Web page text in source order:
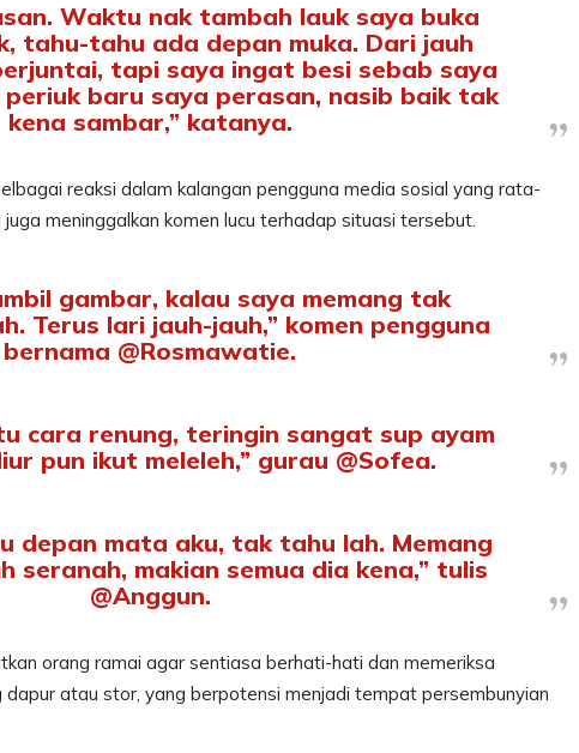
Waktu nak tambah lauk saya buka
tahu-tahu ada depan muka. Dari jauh
tapi saya ingat besi sebab saya
periuk baru saya perasan, nasib baik tak
kena sambar,” katanya.
reaksi dalam kalangan pengguna media sosial yang rata-
meninggalkan komen lucu terhadap situasi tersebut.
gambar, kalau saya memang tak
Terus lari jauh-jauh,” komen pengguna
bernama @Rosmawatie.
cara renung, teringin sangat sup ayam
pun ikut meleleh,” gurau @Sofea.
depan mata aku, tak tahu lah. Memang
seranah, makian semua dia kena,” tulis
@Anggun.
orang ramai agar sentiasa berhati-hati dan memeriksa
dapur atau stor, yang berpotensi menjadi tempat persembunyian